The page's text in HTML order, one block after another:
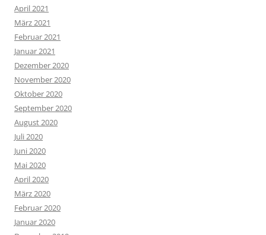
April 2021
März 2021
Februar 2021
Januar 2021
Dezember 2020
November 2020
Oktober 2020
September 2020
August 2020
Juli 2020
Juni 2020
Mai 2020
April 2020
März 2020
Februar 2020
Januar 2020